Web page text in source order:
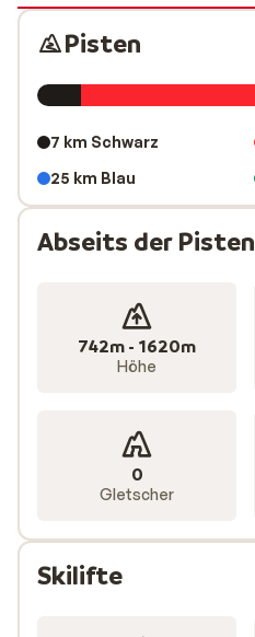
Pisten
7 km Schwarz
25 km Blau
Abseits der Pisten
742m - 1620m
Höhe
0
Gletscher
Skilifte